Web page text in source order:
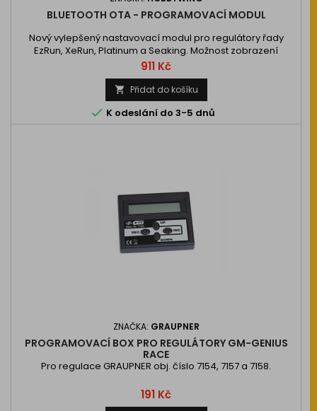
BLUETOOTH OTA - PROGRAMOVACÍ MODUL
Nový vylepšený nastavovací modul pro regulátory řady
EzRun, XeRun, Platinum a Seaking. Možnost zobrazení
měřených hodnot v reálném čase (jen u některých ESC).
Cena
911 Kč
 Přidat do košíku
 K odeslání do 3-5 dnů
ZNAČKA: GRAUPNER
PROGRAMOVACÍ BOX PRO REGULÁTORY GM-GENIUS
RACE
Pro regulace GRAUPNER obj. číslo 7154, 7157 a 7158.
Cena
191 Kč